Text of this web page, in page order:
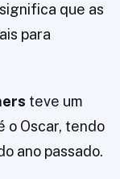
que as
para
teve um
o Oscar, tendo
ano passado.